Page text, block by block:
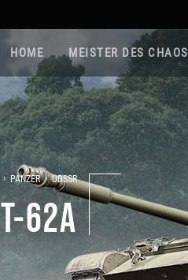
HOME MEISTER DES CHAOS
› PANZER › UDSSR
T-62A